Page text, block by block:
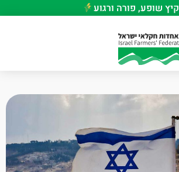
קיץ שופע, פורה ורגוע